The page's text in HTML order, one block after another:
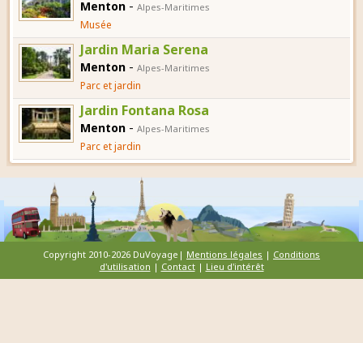
Menton - Alpes-Maritimes
Musée
Jardin Maria Serena
Menton - Alpes-Maritimes
Parc et jardin
Jardin Fontana Rosa
Menton - Alpes-Maritimes
Parc et jardin
Copyright 2010-2026 DuVoyage| Mentions légales | Conditions
d'utilisation | Contact| Lieu d'intérêt